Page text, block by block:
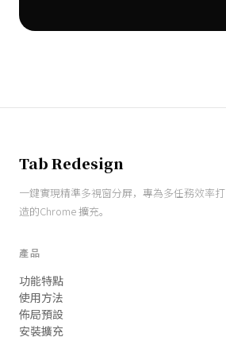
Tab Redesign
一鍵實現精準多視窗分屏，專為多任務效率打
造的Chrome 擴充。
產品
功能特點
使用方法
佈局預設
安裝擴充